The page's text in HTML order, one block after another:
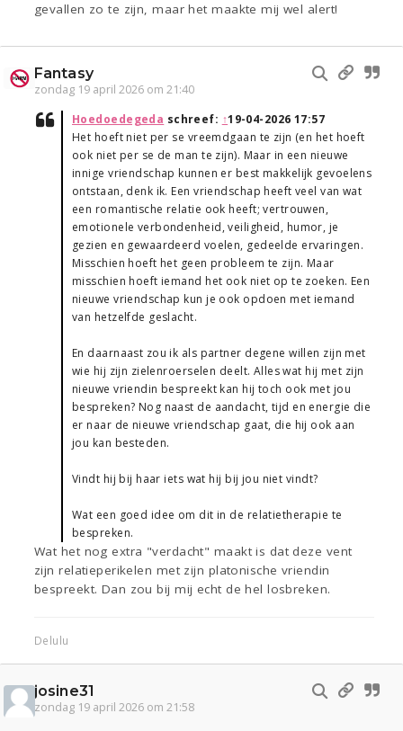
gevallen zo te zijn, maar het maakte mij wel alert!
Fantasy
zondag 19 april 2026 om 21:40
Hoedoedegeda schreef: ↑19-04-2026 17:57
Het hoeft niet per se vreemdgaan te zijn (en het hoeft
ook niet per se de man te zijn). Maar in een nieuwe
innige vriendschap kunnen er best makkelijk gevoelens
ontstaan, denk ik. Een vriendschap heeft veel van wat
een romantische relatie ook heeft; vertrouwen,
emotionele verbondenheid, veiligheid, humor, je
gezien en gewaardeerd voelen, gedeelde ervaringen.
Misschien hoeft het geen probleem te zijn. Maar
misschien hoeft iemand het ook niet op te zoeken. Een
nieuwe vriendschap kun je ook opdoen met iemand
van hetzelfde geslacht.
En daarnaast zou ik als partner degene willen zijn met
wie hij zijn zielenroerselen deelt. Alles wat hij met zijn
nieuwe vriendin bespreekt kan hij toch ook met jou
bespreken? Nog naast de aandacht, tijd en energie die
er naar de nieuwe vriendschap gaat, die hij ook aan
jou kan besteden.
Vindt hij bij haar iets wat hij bij jou niet vindt?
Wat een goed idee om dit in de relatietherapie te
bespreken.
Wat het nog extra "verdacht" maakt is dat deze vent
zijn relatieperikelen met zijn platonische vriendin
bespreekt. Dan zou bij mij echt de hel losbreken.
Delulu
josine31
zondag 19 april 2026 om 21:58